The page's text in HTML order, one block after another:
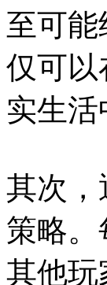
至可
仅可以
实生
其次，
策略
其他玩